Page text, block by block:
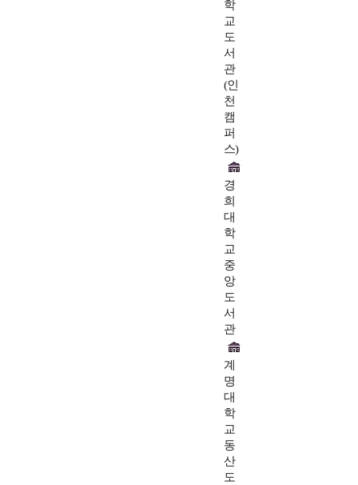
학
교
도
서
관
(인
천
캠
퍼
스)
경
희
대
학
교
중
앙
도
서
관
계
명
대
학
교
동
산
도